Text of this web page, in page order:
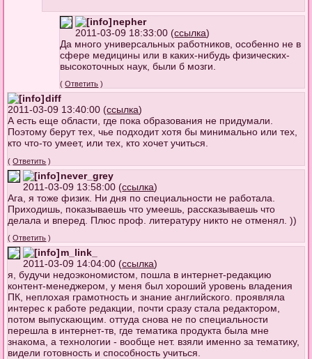
nepher
2011-03-09 18:33:00 (ссылка)
Да много универсальных работников, особенно не в
сфере медицины или в каких-нибудь физических-
высокоточных наук, были б мозги.
(Ответить )
diff
2011-03-09 13:40:00 (ссылка)
А есть еще области, где пока образования не придумали.
Поэтому берут тех, чье подходит хотя бы минимально или тех,
кто что-то умеет, или тех, кто хочет учиться.
(Ответить )
never_grey
2011-03-09 13:58:00 (ссылка)
Ага, я тоже физик. Ни дня по специальности не работала.
Приходишь, показываешь что умеешь, рассказываешь что
делала и вперед. Плюс проф. литературу никто не отменял. ))
(Ответить )
m_link_
2011-03-09 14:04:00 (ссылка)
я, будучи недоэкономистом, пошла в интернет-редакцию
контент-менеджером, у меня был хороший уровень владения
ПК, неплохая грамотность и знание английского. проявляла
интерес к работе редакции, почти сразу стала редактором,
потом выпускающим. оттуда снова не по специальности
перешла в интернет-тв, где тематика продукта была мне
знакома, а технологии - вообще нет. взяли именно за тематику,
видели готовность и способность учиться.